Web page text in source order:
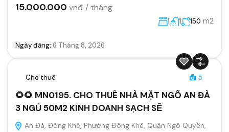
15.000.000 vnđ / tháng
1 1 150 m2
Ngày đăng: 6 Tháng 8, 2026
Cho thuê 5
🌻🌻 MN0195. CHO THUÊ NHÀ MẶT NGÕ AN ĐÀ
3 NGỦ 50M2 KINH DOANH SẠCH SẼ
An Đà, Đông Khê, Phường Đông Khê, Quận Ngô Quyền,